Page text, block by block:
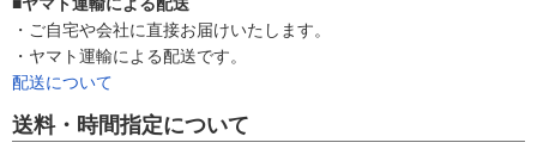
・ご自宅や会社に直接お届けいたします。
・ヤマト運輸による配送です。
配送について
送料・時間指定について